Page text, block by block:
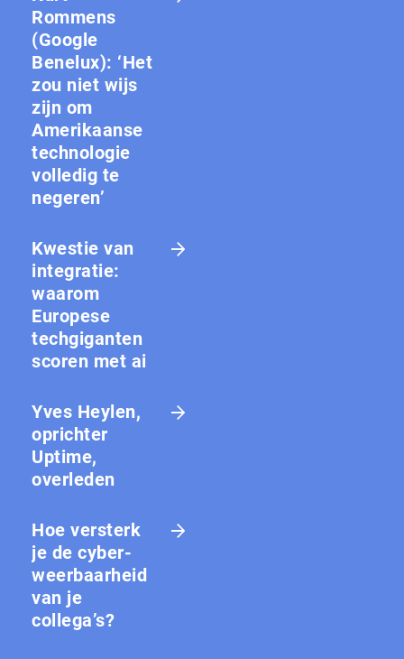
Rommens
(Google
Benelux): ‘Het
zou niet wijs
zijn om
Amerikaanse
technologie
volledig te
negeren’
Kwestie van
integratie:
waarom
Europese
techgiganten
scoren met ai
Yves Heylen,
oprichter
Uptime,
overleden
Hoe versterk
je de cy­ber­
weer­baar­heid
van je
collega’s?